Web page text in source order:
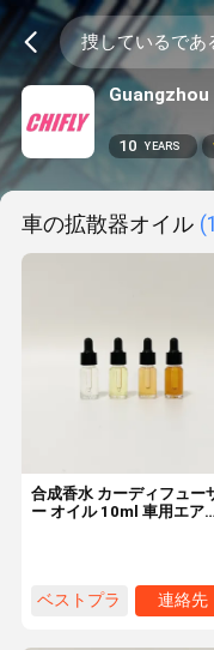
10 YEARS
車の拡散器オイル
合成香水 カーディフュー
ー オイル 10ml 車用エアフ
ベストプラ
連絡先